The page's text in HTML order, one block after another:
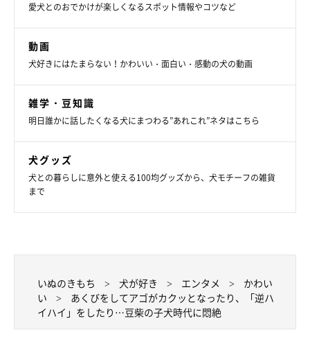
んっ？
愛犬とのおでかけが楽しくなるスポット情報やコツなど
動画
犬好きにはたまらない！かわいい・面白い・感動の犬の動画
雑学・豆知識
明日誰かに話したくなる犬にまつわる”あれこれ”ネタはこちら
犬グッズ
犬との暮らしに意外と使える100均グッズから、犬モチーフの雑貨
まで
いぬのきもち 犬が好き エンタメ
かわい
い
あくびをしてアゴがカクッとなったり、「逆ハ
イハイ」をしたり…豆柴の子犬時代に悶絶